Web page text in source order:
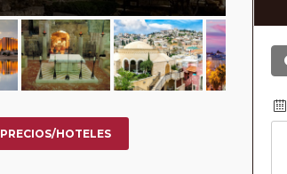
PRECIOS/HOTELES